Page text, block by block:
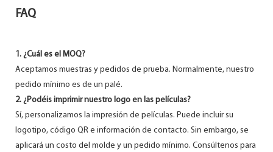
FAQ
1. ¿Cuál es el MOQ?
Aceptamos muestras y pedidos de prueba. Normalmente, nuestro
pedido mínimo es de un palé.
2. ¿Podéis imprimir nuestro logo en las películas?
Sí, personalizamos la impresión de películas. Puede incluir su
logotipo, código QR e información de contacto. Sin embargo, se
aplicará un costo del molde y un pedido mínimo. Consúltenos para